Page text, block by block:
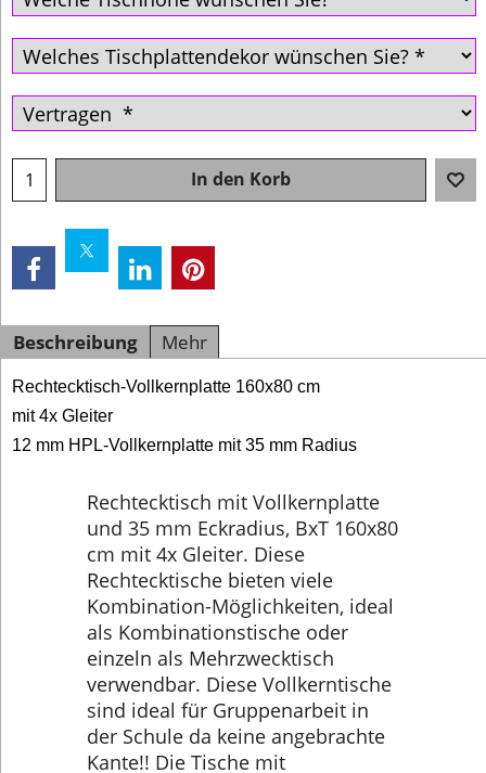
In den Korb
Beschreibung Mehr
Rechtecktisch-Vollkernplatte 160x80 cm
mit 4x Gleiter
12 mm HPL-Vollkernplatte mit 35 mm Radius
Rechtecktisch mit Vollkernplatte
und 35 mm Eckradius, BxT 160x80
cm mit 4x Gleiter. Diese
Rechtecktische bieten viele
Kombination-Möglichkeiten, ideal
als Kombinationstische oder
einzeln als Mehrzwecktisch
verwendbar. Diese Vollkerntische
sind ideal für Gruppenarbeit in
der Schule da keine angebrachte
Kante!! Die Tische mit